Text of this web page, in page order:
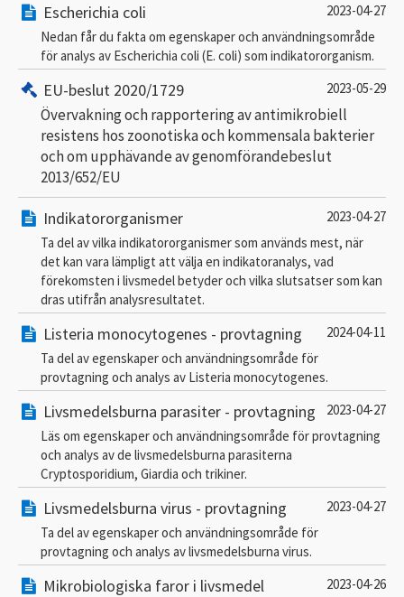
Escherichia coli
2023-04-27
Nedan får du fakta om egenskaper och användningsområde
för analys av Escherichia coli (E. coli) som indikatororganism.
EU-beslut 2020/1729 2023-05-29
Övervakning och rapportering av antimikrobiell
resistens hos zoonotiska och kommensala bakterier
och om upphävande av genomförandebeslut
2013/652/EU
Indikatororganismer
2023-04-27
Ta del av vilka indikatororganismer som används mest, när
det kan vara lämpligt att välja en indikatoranalys, vad
förekomsten i livsmedel betyder och vilka slutsatser som kan
dras utifrån analysresultatet.
Listeria monocytogenes - provtagning
2024-04-11
Ta del av egenskaper och användningsområde för
provtagning och analys av Listeria monocytogenes.
Livsmedelsburna parasiter - provtagning
2023-04-27
Läs om egenskaper och användningsområde för provtagning
och analys av de livsmedelsburna parasiterna
Cryptosporidium, Giardia och trikiner.
Livsmedelsburna virus - provtagning
2023-04-27
Ta del av egenskaper och användningsområde för
provtagning och analys av livsmedelsburna virus.
Mikrobiologiska faror i livsmedel
2023-04-26